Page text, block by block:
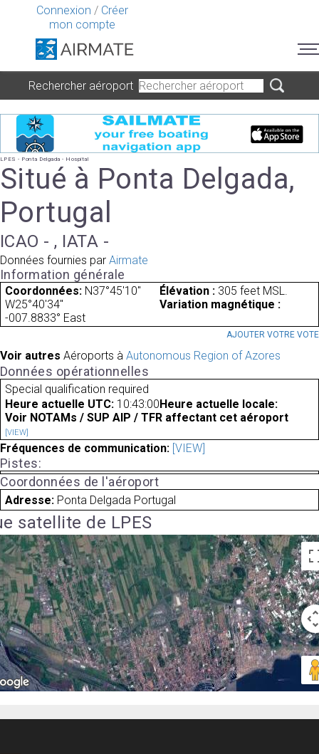
Connexion / Créer
mon compte
Rechercher aéroport
LPES - Ponta Delgada - Hospital
Situé à Ponta Delgada,
Portugal
ICAO - , IATA -
Données fournies par Airmate
Information générale
Coordonnées: N37°45'10"
W25°40'34"
Élévation : 305 feet MSL.
Variation magnétique :
-007.8833° East
AJOUTER VOTRE VOTE
Voir autres Aéroports à Autonomous Region of Azores
Données opérationnelles
Special qualification required
Heure actuelle UTC: 10:43:00 Heure actuelle locale:
Voir NOTAMs / SUP AIP / TFR affectant cet aéroport
[VIEW]
Fréquences de communication: [VIEW]
Pistes:
Coordonnées de l'aéroport
Adresse: Ponta Delgada Portugal
satellite de LPES